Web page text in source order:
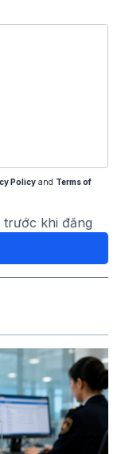
Policy and Terms of
trước khi đăng